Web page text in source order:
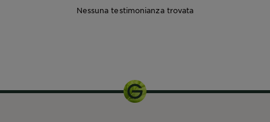
Nessuna testimonianza trovata